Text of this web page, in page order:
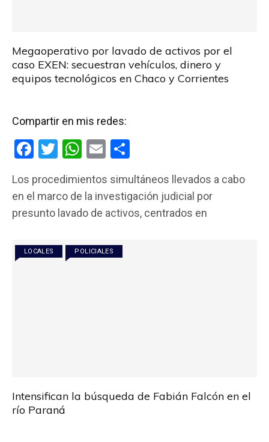
Megaoperativo por lavado de activos por el
caso EXEN: secuestran vehículos, dinero y
equipos tecnológicos en Chaco y Corrientes
Compartir en mis redes:
F
ce
b
o
k
T
tt
er
W
at
s
p
p
E
ail m
p
ar
Los procedimientos simultáneos llevados a cabo
en el marco de la investigación judicial por
presunto lavado de activos, centrados en
LOCALES POLICIALES
Intensifican la búsqueda de Fabián Falcón en el
río Paraná